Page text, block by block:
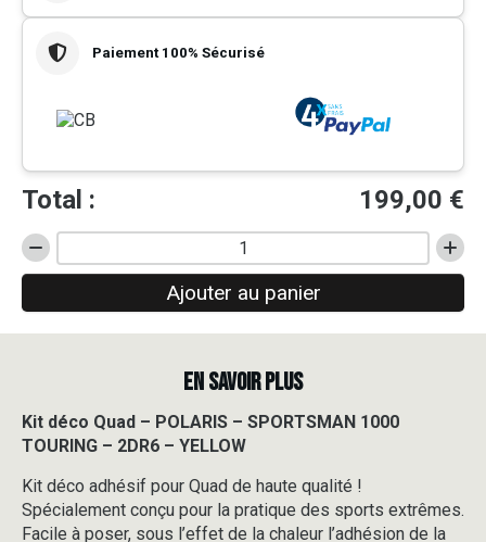
Paiement 100% Sécurisé
Total : 199,00 €
quantité
de
déco
Quad
SPORTSMAN
1000
-
2DR6
-
Ajouter au panier
EN SAVOIR PLUS
Kit déco Quad – POLARIS – SPORTSMAN 1000
TOURING – 2DR6 – YELLOW
Kit déco adhésif pour Quad de haute qualité !
Spécialement conçu pour la pratique des sports extrêmes.
Facile à poser, sous l’effet de la chaleur l’adhésion de la